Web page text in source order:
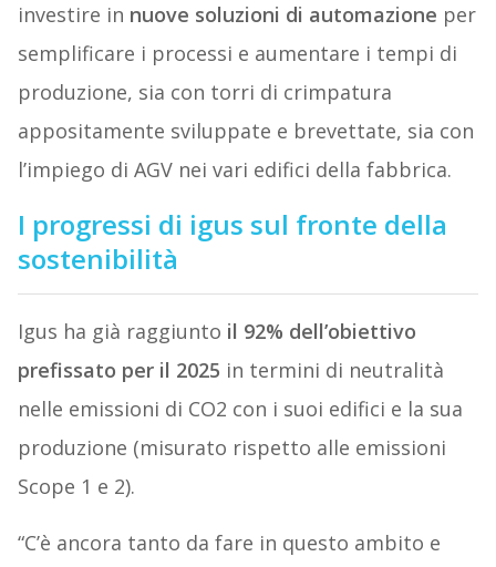
investire in nuove soluzioni di automazione per
semplificare i processi e aumentare i tempi di
produzione, sia con torri di crimpatura
appositamente sviluppate e brevettate, sia con
l’impiego di AGV nei vari edifici della fabbrica.
I progressi di igus sul fronte della
sostenibilità
Igus ha già raggiunto il 92% dell’obiettivo
prefissato per il 2025 in termini di neutralità
nelle emissioni di CO2 con i suoi edifici e la sua
produzione (misurato rispetto alle emissioni
Scope 1 e 2).
“C’è ancora tanto da fare in questo ambito e